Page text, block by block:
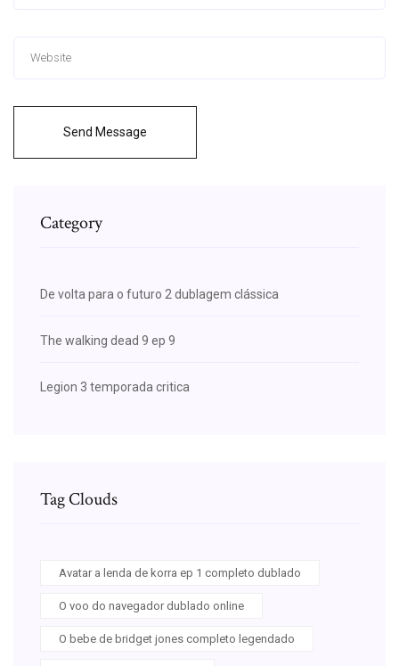
Send Message
Category
De volta para o futuro 2 dublagem clássica
The walking dead 9 ep 9
Legion 3 temporada critica
Tag Clouds
Avatar a lenda de korra ep 1 completo dublado
O voo do navegador dublado online
O bebe de bridget jones completo legendado